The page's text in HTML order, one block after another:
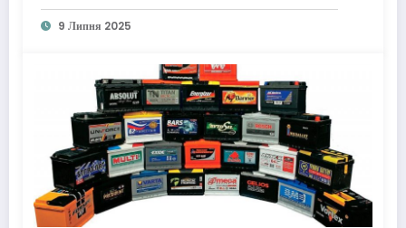
9 Липня 2025